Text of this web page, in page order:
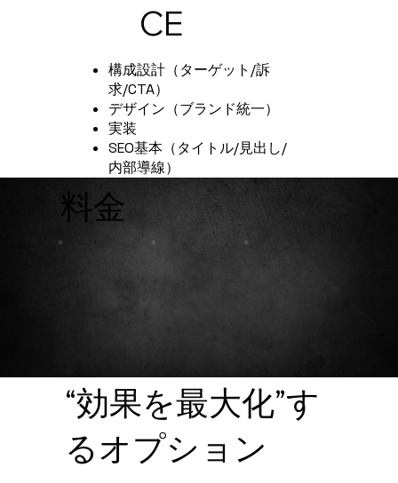
CE
構成設計（ターゲット/訴
求/CTA）
デザイン（ブランド統一）
実装
SEO基本（タイトル/見出し/
内部導線）
料金
“効果を最大化”す
るオプション